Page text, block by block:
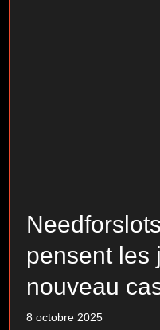
pensent les
nouveau
8 octobre 2025